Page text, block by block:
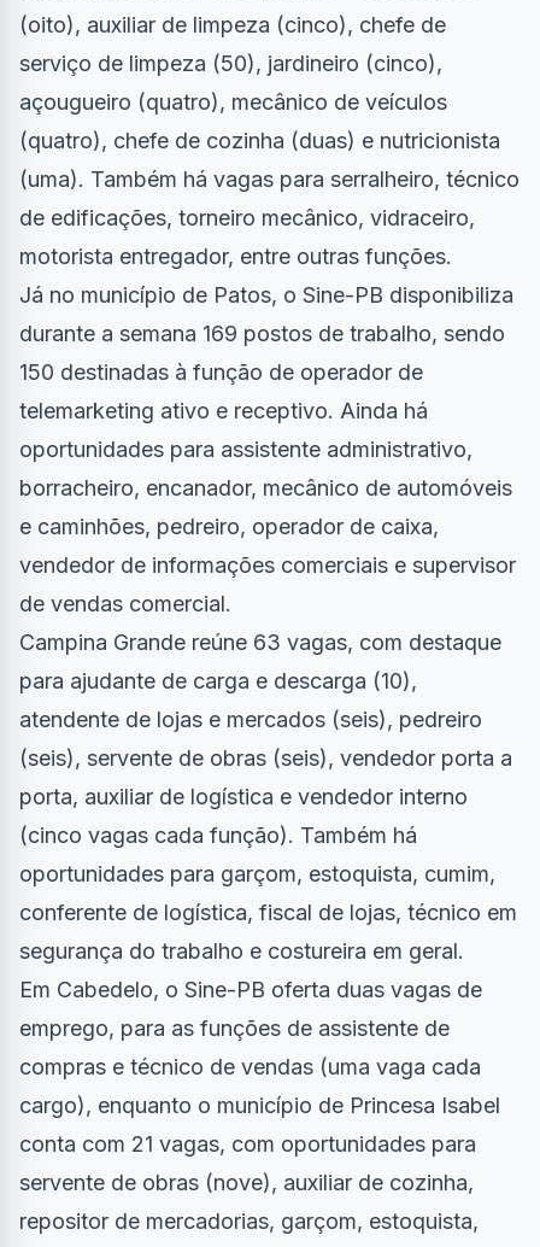
(oito), auxiliar de limpeza (cinco), chefe de
serviço de limpeza (50), jardineiro (cinco),
açougueiro (quatro), mecânico de veículos
(quatro), chefe de cozinha (duas) e nutricionista
(uma). Também há vagas para serralheiro, técnico
de edificações, torneiro mecânico, vidraceiro,
motorista entregador, entre outras funções.
Já no município de Patos, o Sine-PB disponibiliza
durante a semana 169 postos de trabalho, sendo
150 destinadas à função de operador de
telemarketing ativo e receptivo. Ainda há
oportunidades para assistente administrativo,
borracheiro, encanador, mecânico de automóveis
e caminhões, pedreiro, operador de caixa,
vendedor de informações comerciais e supervisor
de vendas comercial.
Campina Grande reúne 63 vagas, com destaque
para ajudante de carga e descarga (10),
atendente de lojas e mercados (seis), pedreiro
(seis), servente de obras (seis), vendedor porta a
porta, auxiliar de logística e vendedor interno
(cinco vagas cada função). Também há
oportunidades para garçom, estoquista, cumim,
conferente de logística, fiscal de lojas, técnico em
segurança do trabalho e costureira em geral.
Em Cabedelo, o Sine-PB oferta duas vagas de
emprego, para as funções de assistente de
compras e técnico de vendas (uma vaga cada
cargo), enquanto o município de Princesa Isabel
conta com 21 vagas, com oportunidades para
servente de obras (nove), auxiliar de cozinha,
repositor de mercadorias, garçom, estoquista,